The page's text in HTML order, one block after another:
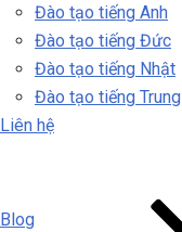
Đào tạo tiếng Anh
Đào tạo tiếng Đức
Đào tạo tiếng Nhật
Đào tạo tiếng Trung
Liên hệ
Blog